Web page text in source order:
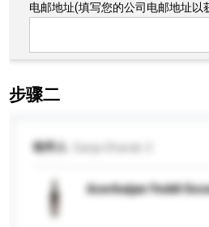
电邮地址(填写您的公司电邮地址以
步骤二
收件人
Azerbaijan Yeddi